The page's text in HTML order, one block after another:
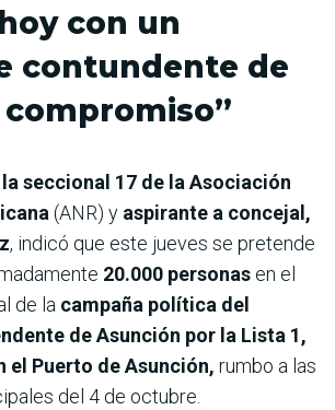
con un
contundente de
seccional 17 de la Asociación
(ANR) y aspirante a concejal,
, indicó que este jueves se pretende
20.000 personas en el
de la campaña política del
de Asunción por la Lista 1,
el Puerto de Asunción, rumbo a las
del 4 de octubre.